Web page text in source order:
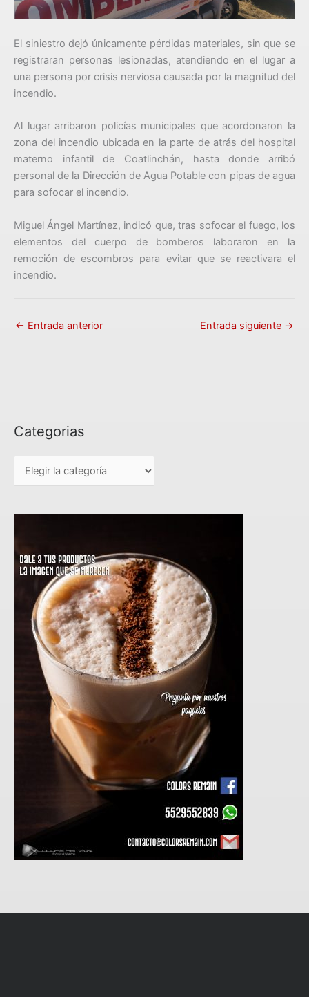
El siniestro dejó únicamente pérdidas materiales, sin que se
registraran personas lesionadas, atendiendo en el lugar a
una persona por crisis nerviosa causada por la magnitud del
incendio.
Al lugar arribaron policías municipales que acordonaron la
zona del incendio ubicada en la parte de atrás del hospital
materno infantil de Coatlinchán, hasta donde arribó
personal de la Dirección de Agua Potable con pipas de agua
para sofocar el incendio.
Miguel Ángel Martínez, indicó que, tras sofocar el fuego, los
elementos del cuerpo de bomberos laboraron en la
remoción de escombros para evitar que se reactivara el
incendio.
← Entrada anterior Entrada siguiente →
Categorias
C
r